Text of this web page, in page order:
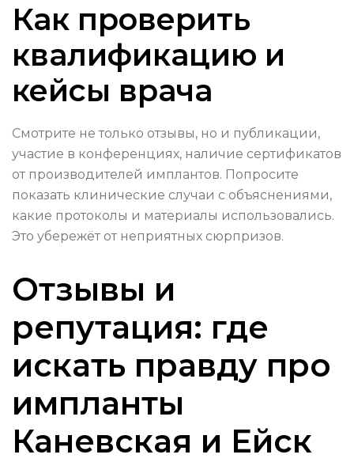
Как проверить
квалификацию и
кейсы врача
Смотрите не только отзывы, но и публикации,
участие в конференциях, наличие сертификатов
от производителей имплантов. Попросите
показать клинические случаи с объяснениями,
какие протоколы и материалы использовались.
Это убережёт от неприятных сюрпризов.
Отзывы и
репутация: где
искать правду про
импланты
Каневская и Ейск